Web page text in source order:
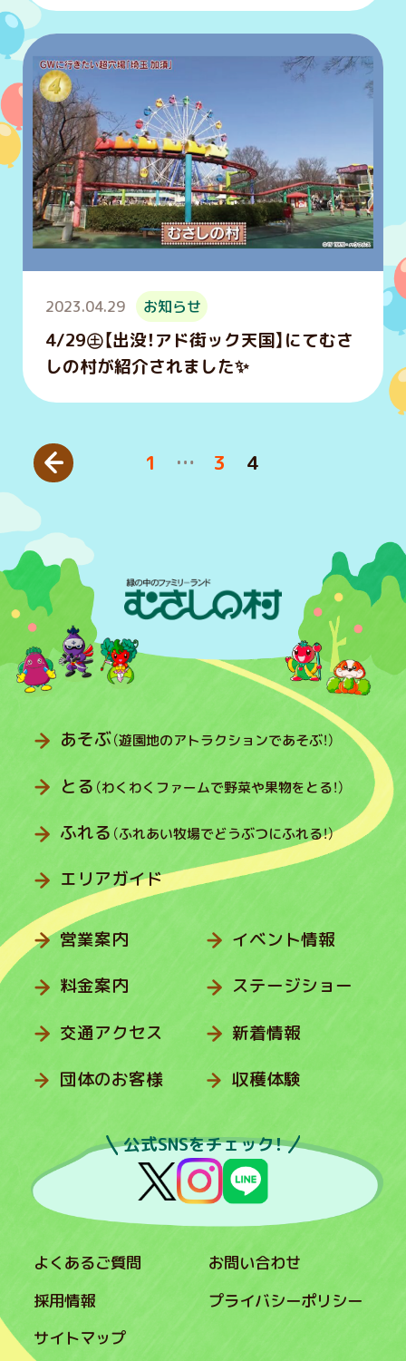
4/29㊏【出没！アド街ック天国】にてむさ
しの村が紹介されました✨
2023.04.29 お知らせ
投稿のページ送り
1 … 3 4
あそぶ（遊園地のアトラクションであそぶ！）
とる （わくわくファームで野菜や果物をとる！）
ふれる （ふれあい牧場でどうぶつにふれる！）
エリアガイド
営業案内
料金案内
交通アクセス
団体のお客様
イベント情報
ステージショー
新着情報
収穫体験
公式SNSをチェック！
よくあるご質問
お問い合わせ
採用情報
プライバシーポリシー
サイトマップ